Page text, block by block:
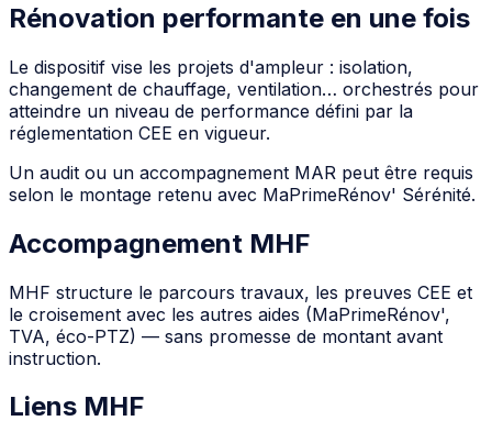
Rénovation performante en une fois
Le dispositif vise les projets d'ampleur : isolation,
changement de chauffage, ventilation… orchestrés pour
atteindre un niveau de performance défini par la
réglementation CEE en vigueur.
Un audit ou un accompagnement MAR peut être requis
selon le montage retenu avec MaPrimeRénov' Sérénité.
Accompagnement MHF
MHF structure le parcours travaux, les preuves CEE et
le croisement avec les autres aides (MaPrimeRénov',
TVA, éco-PTZ) — sans promesse de montant avant
instruction.
Liens MHF